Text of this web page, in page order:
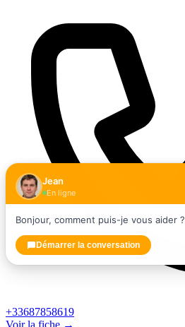
+33687858619
Jean
En ligne
Bonjour, comment puis-je vous aider ?
Démarrer la conversation